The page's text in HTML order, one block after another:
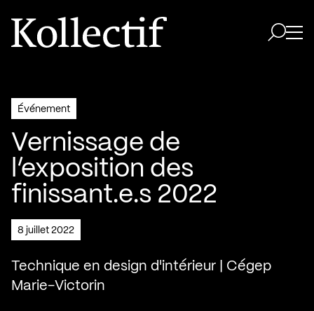
Aller à la page d'accueil
Logo Kollectif
Événement
Vernissage de
l’exposition des
finissant.e.s 2022
8 juillet 2022
Technique en design d'intérieur | Cégep
Marie-Victorin